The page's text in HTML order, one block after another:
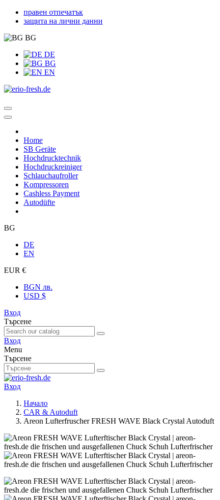
правен отпечатък
защита на лични данни
BG
DE
BG
EN
Home
SB Geräte
Hochdrucktechnik
Hochdruckreiniger
Schlauchaufroller
Kompressoren
Cashless Payment
Autodüfte
BG
DE
EN
EUR €
BGN лв.
USD $
Вход
Търсене
Вход
Menu
Търсене
Вход
Начало
CAR & Autoduft
Areon Lufterfruscher FRESH WAVE Black Crystal Autoduft